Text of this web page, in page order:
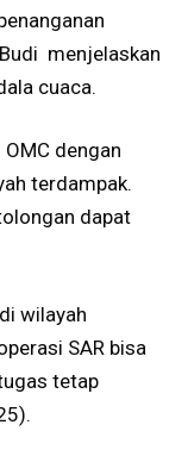
menjelaskan
cuaca.
OMC dengan
terdampak.
dapat
wilayah
SAR bisa
tetap